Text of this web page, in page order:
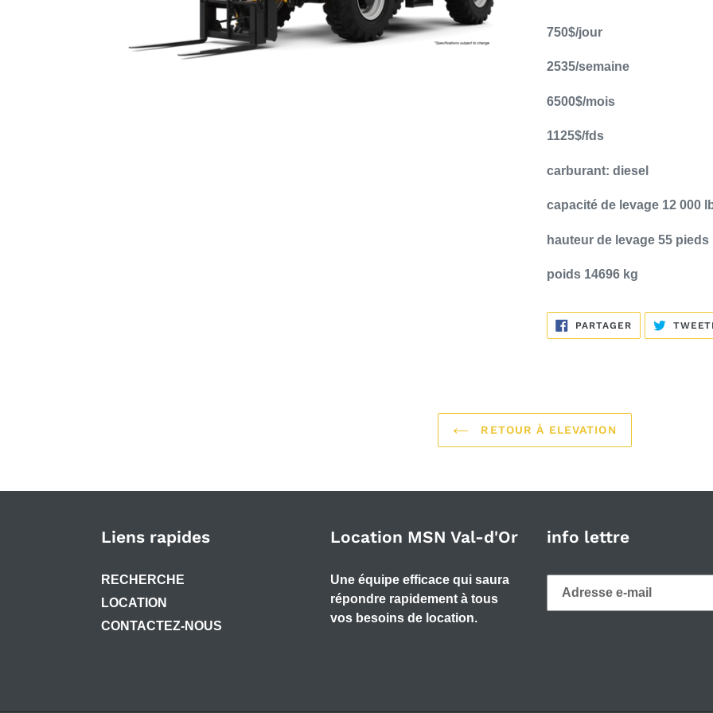
d'un
à
panier
750$/jour
2535/semaine
6500$/mois
1125$/fds
carburant: diesel
capacité de levage 12 000
hauteur de levage 55 pieds
poids 14696 kg
PARTAGERPARTAGER
FACEBOOK
RETOUR À ELEVATION
Liens rapides
RECHERCHE
LOCATION
CONTACTEZ-NOUS
Location MSN Val-d'Or
Une équipe efficace qui saura
répondre rapidement à tous
vos besoins de location.
info lettre